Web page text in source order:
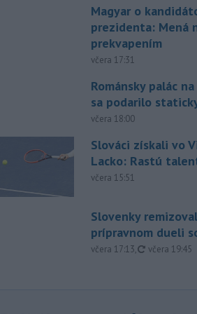
Magyar o
prezidenta: Mená
prekvapením
včera 17:31
Románsky palác
sa podarilo
včera 18:00
Slováci získali vo
Lacko: Rastú
včera 15:51
Slovenky
prípravnom dueli
včera 17:13, aktualizované
včera 19:45